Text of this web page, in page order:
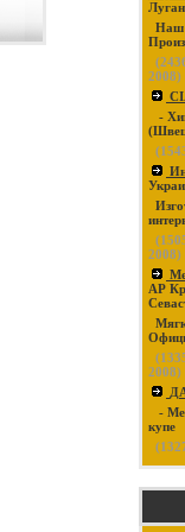
Наш
(
2008)
-
(
(
2008)
АР
(
2008)
-
купе
(